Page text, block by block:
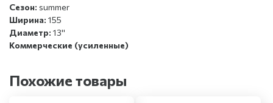
Сезон: summer
Ширина: 155
Диаметр: 13''
Коммерческие (усиленные)
Похожие товары